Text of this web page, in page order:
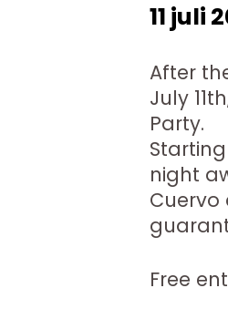
11 juli
After
July
Party.
night
Cuervo
Free